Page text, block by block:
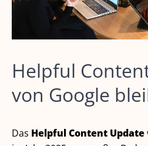
Helpful
von Google
Das Helpful Content Update